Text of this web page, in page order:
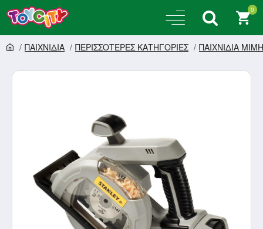
0
ΠΑΙΧΝΙΔΙΑ ΠΕΡΙΣΣΟΤΕΡΕΣ ΚΑΤΗΓΟΡΙΕΣ ΠΑΙΧΝΙΔΙΑ